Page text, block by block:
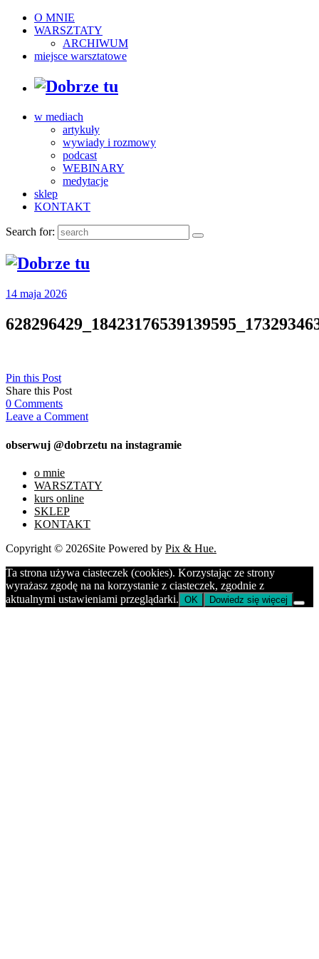
O MNIE
WARSZTATY
ARCHIWUM
miejsce warsztatowe
w mediach
artykuły
wywiady i rozmowy
podcast
WEBINARY
medytacje
sklep
KONTAKT
Search for:
14 maja 2026
Pin this Post
Share this Post
0 Comments
Leave a Comment
obserwuj @dobrzetu na instagramie
o mnie
WARSZTATY
kurs online
SKLEP
KONTAKT
Copyright © 2026Site Powered by Pix & Hue.
Ta strona używa ciasteczek (cookies). Korzystając ze strony
wyrażasz zgodę na na korzystanie z ciasteczek, zgodnie z
aktualnymi ustawieniami przeglądarki. OK Dowiedz się więcej